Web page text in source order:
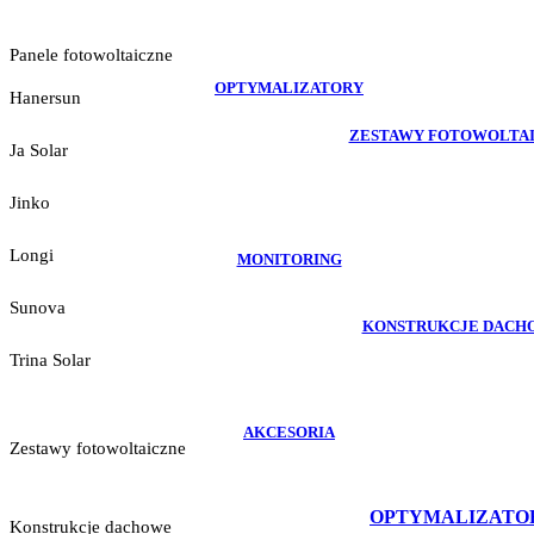
OPTYMALIZATORY
MONITORING
AKCESORIA
ZESTAWY
KONSTRUKCJE
Panele fotowoltaiczne
Hanersun
Ja Solar
Jinko
Longi
Sunova
Trina Solar
Zestawy fotowoltaiczne
Konstrukcje dachowe